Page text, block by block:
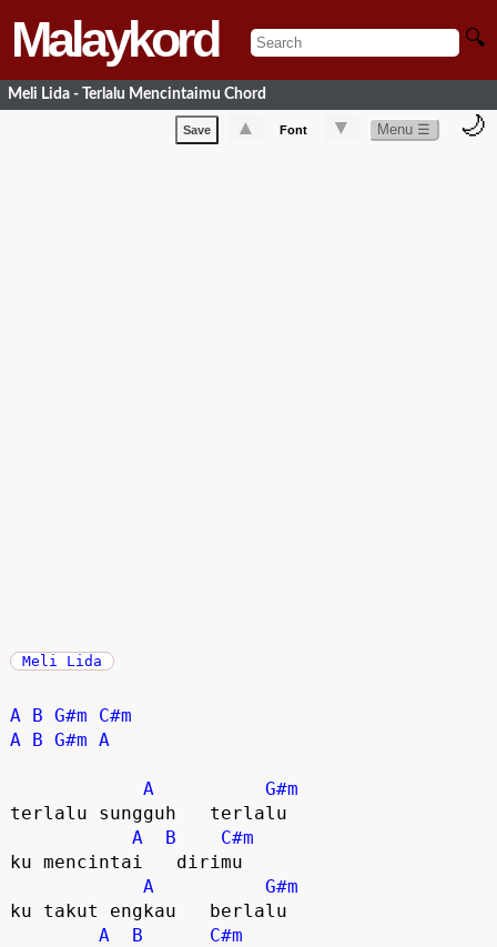
Malaykord 🔍
Meli Lida - Terlalu Mencintaimu Chord
Save ▲ Font ▼ Menu ☰ 🌙
Meli Lida
A B G#m
C#m
A B G#m A
A
G#m
terlalu sungguh   terlalu
A
B
C#m
ku mencintai   dirimu
A
G#m
ku takut engkau   berlalu
A
B
C#m